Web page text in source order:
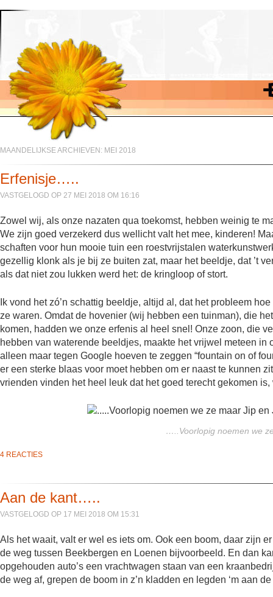
MAANDELIJKSE ARCHIEVEN: MEI 2018
Erfenisje…..
VASTGELOGD OP 27 MEI 2018 OM 16:16
Zowel wij, als onze nazaten qua toekomst, hebben weinig te
We zijn goed verzekerd dus wellicht valt het mee, kinderen!
schaften voor hun mooie tuin een roestvrijstalen
gezellig klonk als je bij ze buiten zat, maar het beeldje, dat ’t
als dat niet zou lukken werd het: de kringloop of stort.
Ik vond het zó’n schattig beeldje, altijd al, dat het probleem
ze waren. Omdat de hovenier (wij hebben een tuinman), die
komen, hadden we onze erfenis al heel snel! Onze zoon, die
hebben van waterende beeldjes, maakte het vrijwel meteen
alleen maar tegen Google hoeven te zeggen “fountain on of
er een sterke blaas voor moet hebben om er naast te kunnen
vrienden vinden het heel leuk dat het goed terecht gekomen
…..Voorlopig noemen we
4 REACTIES
Aan de kant…..
VASTGELOGD OP 17 MEI 2018 OM 15:31
Als het waait, valt er wel es iets om. Ook een boom, daar zijn
de weg tussen Beekbergen en Loenen bijvoorbeeld. En dan
opgehouden auto’s een vrachtwagen staan van een
de weg af, grepen de boom in z’n kladden en legden ‘m aan